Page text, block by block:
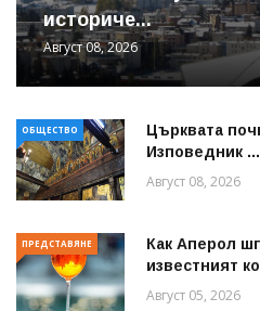
историче...
Август 08, 2026
ОБЩЕСТВО
Църквата
Изповедник ...
Август 08, 2026
ПРЕДСТАВЯНЕ
Как Аперол
известният
Август 05, 2026